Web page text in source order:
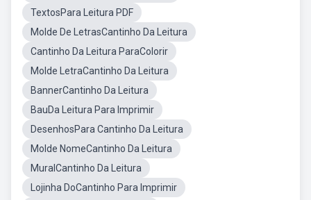
TextosPara Leitura PDF
Molde De LetrasCantinho Da Leitura
Cantinho Da Leitura ParaColorir
Molde LetraCantinho Da Leitura
BannerCantinho Da Leitura
BauDa Leitura Para Imprimir
DesenhosPara Cantinho Da Leitura
Molde NomeCantinho Da Leitura
MuralCantinho Da Leitura
Lojinha DoCantinho Para Imprimir